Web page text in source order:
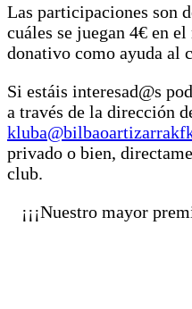
Las participaciones son
cuáles se juegan 4€ en
donativo como ayuda al
Si estáis interesad@s
a través de la dirección
privado o bien,
club.
¡¡¡Nuestro mayor